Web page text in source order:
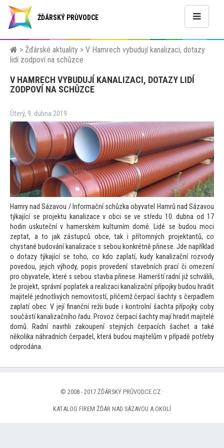
ŽĎÁRSKÝ PRŮVODCE
> Žďárské aktuality > V Hamrech vybudují kanalizaci, dotazy
lidí zodpoví na schůzce
V HAMRECH VYBUDUJÍ KANALIZACI, DOTAZY LIDÍ
ZODPOVÍ NA SCHŮZCE
Úterý, 9. dubna 2019
Hamry nad Sázavou / Informační schůzka obyvatel Hamrů nad Sázavou
týkající se projektu kanalizace v obci se ve středu 10. dubna od 17
hodin uskuteční v hamerském kulturním domě. Lidé se budou moci
zeptat, a to jak zástupců obce, tak i přítomných projektantů, co
chystané budování kanalizace s sebou konkrétně přinese. Jde například
o dotazy týkající setoho, co kdo zaplatí, kudy kanalizační rozvody
povedou, jejich výhody, popis provedení stavebních prací či omezení
pro obyvatele, které s sebou stavba přinese. Hamerští radní již schválili,
že projekt, správní poplatek a realizaci kanalizační přípojky budou hradit
majitelé jednotlivých nemovitostí, přičemž čerpací šachty s čerpadlem
zaplatí obec. V její finanční režii bude i kontrolní šachta přípojky coby
součástí kanalizačního řadu. Provoz čerpací šachty mají hradit majitelé
domů. Radní navrhli zakoupení stejných čerpacích šachet a také
několika náhradních čerpadel, která budou majitelům v případě potřeby
odprodána.
© 2008 - 2017 ŽĎÁRSKÝ PRŮVODCE.CZ ·
KATALOG FIREM ŽĎÁR NAD SÁZAVOU A OKOLÍ